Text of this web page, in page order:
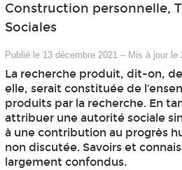
Construction personnelle,
Sociales
Publié le 13 décembre 2021 – Mis à jour le
La recherche produit, dit-on,
elle, serait constituée de
produits par la recherche. En
attribuer une autorité sociale
à une contribution au progrès
non discutée. Savoirs et
largement confondus.